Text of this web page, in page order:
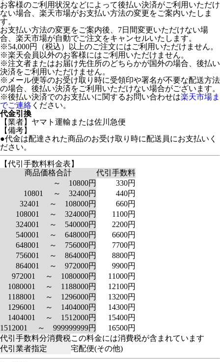
お客様のご利用状況などによって後払い決済がご利用いただけ
ない場合、楽天市場がお支払い方法の変更をご案内いたしま
す。
お支払い方法の変更をご案内後、7日間変更いただけない場
合、楽天市場が自動でご注文をキャンセルいたします。
※54,000円（税込）以上のご注文にはご利用いただけません。
※楽天会員以外のお客様にはご利用いただけません。
※注文者またはお届け先住所のどちらかが国外の場合、後払い
決済をご利用いただけません。
※メール便等のお受け取り時に受領印や署名が不要な配送方法
の場合、後払い決済をご利用いただけない場合がございます。
※後払い決済でのお支払いに関するお問い合わせは楽天市場ま
でご連絡 ください。
代金引換
【業者】ヤマト運輸または佐川急便
【備考】
●代金は配達された商品のお受け取り時に配送員にお支払いく
ださい。
【代引手数料料金表】
商品価格合計
代引手数料
～ 10800円
330円
10801 ～ 32400円
440円
32401 ～ 108000円
660円
108001 ～ 324000円
1100円
324001 ～ 540000円
2200円
540001 ～ 648000円
6600円
648001 ～ 756000円
7700円
756001 ～ 864000円
8800円
864001 ～ 972000円
9900円
972001 ～ 1080000円
11000円
1080001 ～ 1188000円
12100円
1188001 ～ 1296000円
13200円
1296001 ～ 1404000円
14300円
1404001 ～ 1512000円
15400円
1512001 ～ 999999999円
16500円
代引手数料分消費税この料金には消費税が含まれています
代引業者指定
宅配便(その他)